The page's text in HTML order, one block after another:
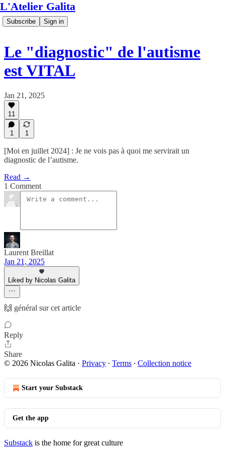
L'Atelier Galita
Subscribe Sign in
Le "diagnostic" de l'autisme
est VITAL
Jan 21, 2025
11
1 1
[Moi en juillet 2024] : Je ne vois pas à quoi me servirait un
diagnostic de l’autisme.
Read →
1 Comment
Laurent Breillat
Jan 21, 2025
Liked by Nicolas Galita
🙌 général sur cet article
Reply
Share
© 2026 Nicolas Galita · Privacy ∙ Terms ∙ Collection notice
Start your Substack
Get the app
Substack is the home for great culture